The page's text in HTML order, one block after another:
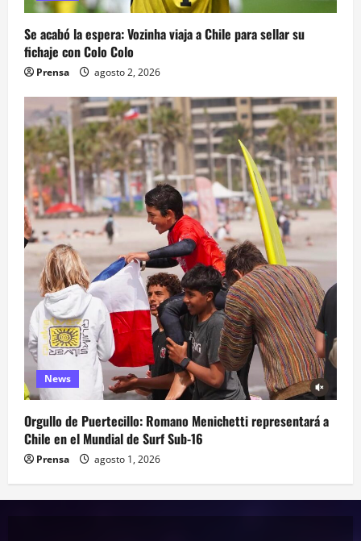
Se acabó la espera: Vozinha viaja a Chile para sellar su
fichaje con Colo Colo
Prensa agosto 2, 2026
News
Orgullo de Puertecillo: Romano Menichetti representará a
Chile en el Mundial de Surf Sub-16
Prensa agosto 1, 2026